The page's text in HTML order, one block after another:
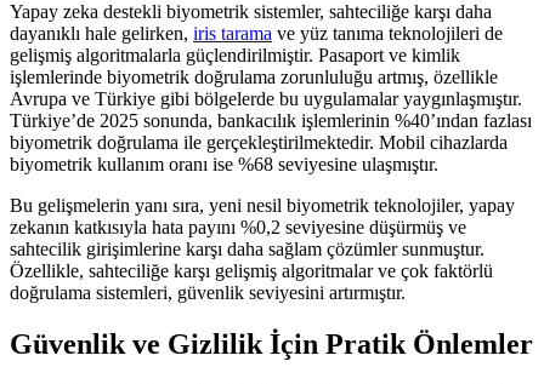
Yapay zeka destekli biyometrik sistemler, sahteciliğe karşı daha
dayanıklı hale gelirken, iris tarama ve yüz tanıma teknolojileri de
gelişmiş algoritmalarla güçlendirilmiştir. Pasaport ve kimlik
işlemlerinde biyometrik doğrulama zorunluluğu artmış, özellikle
Avrupa ve Türkiye gibi bölgelerde bu uygulamalar yaygınlaşmıştır.
Türkiye’de 2025 sonunda, bankacılık işlemlerinin %40’ından fazlası
biyometrik doğrulama ile gerçekleştirilmektedir. Mobil cihazlarda
biyometrik kullanım oranı ise %68 seviyesine ulaşmıştır.
Bu gelişmelerin yanı sıra, yeni nesil biyometrik teknolojiler, yapay
zekanın katkısıyla hata payını %0,2 seviyesine düşürmüş ve
sahtecilik girişimlerine karşı daha sağlam çözümler sunmuştur.
Özellikle, sahteciliğe karşı gelişmiş algoritmalar ve çok faktörlü
doğrulama sistemleri, güvenlik seviyesini artırmıştır.
Güvenlik ve Gizlilik İçin Pratik Önlemler